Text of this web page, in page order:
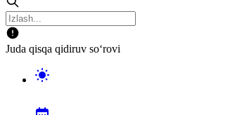
Juda qisqa qidiruv so‘rovi